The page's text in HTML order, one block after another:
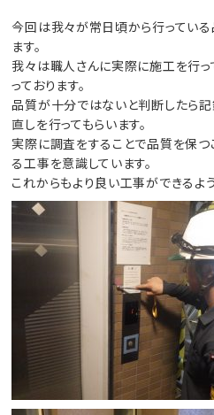
今回は我々が常日頃から行ってい
ます。
我々は職人さんに実際に施工を行
っております。
品質が十分ではないと判断したら記
直しを行ってもらいます。
実際に調査をすることで品質を保つ
る工事を意識しています。
これからもより良い工事ができるよ